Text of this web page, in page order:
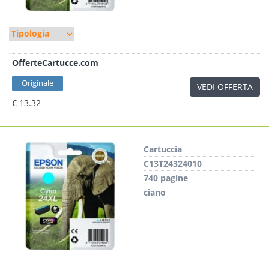
OfferteCartucce.com
Originale
€ 13.32
VEDI OFFERTA
Cartuccia
C13T24324010
740 pagine
ciano